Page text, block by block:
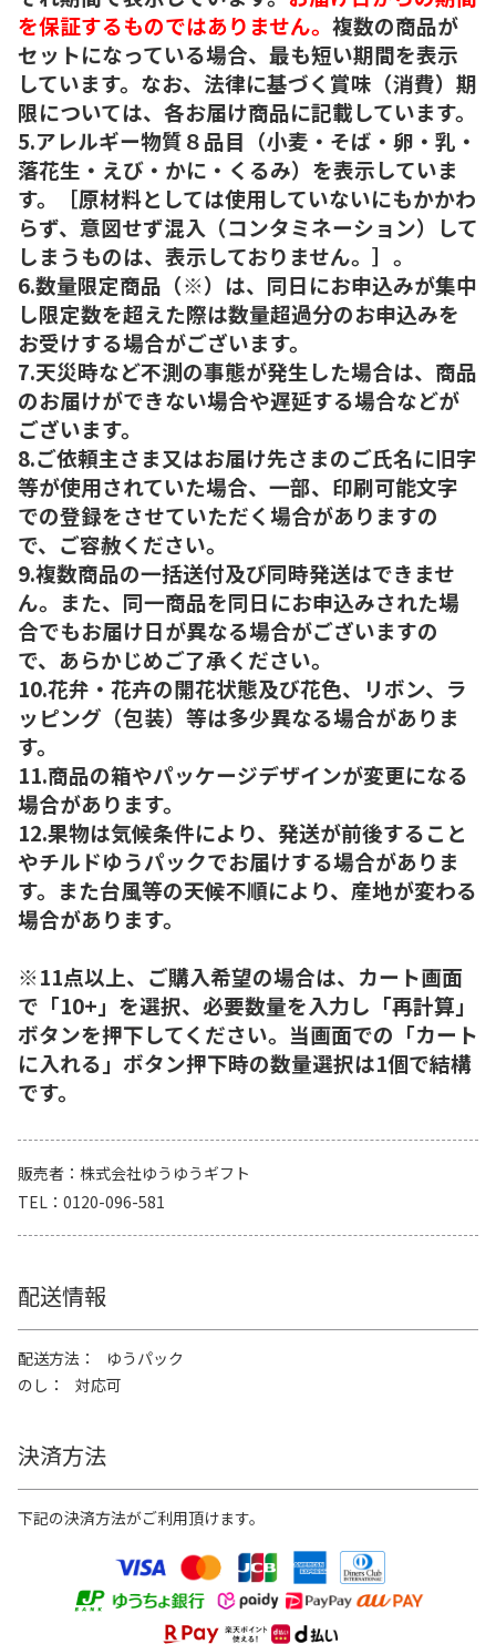
を保証するものではありません。 複数の商品が
セットになっている場合、最も短い期間を表示
しています。なお、法律に基づく賞味（消費）期
限については、各お届け商品に記載しています。
5.アレルギー物質８品目（小麦・そば・卵・乳・
落花生・えび・かに・くるみ）を表示していま
す。［原材料としては使用していないにもかかわ
らず、意図せず混入（コンタミネーション）して
しまうものは、表示しておりません。］。
6.数量限定商品（※）は、同日にお申込みが集中
し限定数を超えた際は数量超過分のお申込みを
お受けする場合がございます。
7.天災時など不測の事態が発生した場合は、商品
のお届けができない場合や遅延する場合などが
ございます。
8.ご依頼主さま又はお届け先さまのご氏名に旧字
等が使用されていた場合、一部、印刷可能文字
での登録をさせていただく場合がありますの
で、ご容赦ください。
9.複数商品の一括送付及び同時発送はできませ
ん。また、同一商品を同日にお申込みされた場
合でもお届け日が異なる場合がございますの
で、あらかじめご了承ください。
10.花弁・花卉の開花状態及び花色、リボン、ラ
ッピング（包装）等は多少異なる場合がありま
す。
11.商品の箱やパッケージデザインが変更になる
場合があります。
12.果物は気候条件により、発送が前後すること
やチルドゆうパックでお届けする場合がありま
す。また台風等の天候不順により、産地が変わる
場合があります。
※11点以上、ご購入希望の場合は、カート画面
で「10+」を選択、必要数量を入力し「再計算」
ボタンを押下してください。当画面での「カート
に入れる」ボタン押下時の数量選択は1個で結構
です。
販売者
株式会社ゆうゆうギフト
TEL
0120-096-581
配送情報
配送方法
ゆうパック
のし
対応可
決済方法
下記の決済方法がご利用頂けます。